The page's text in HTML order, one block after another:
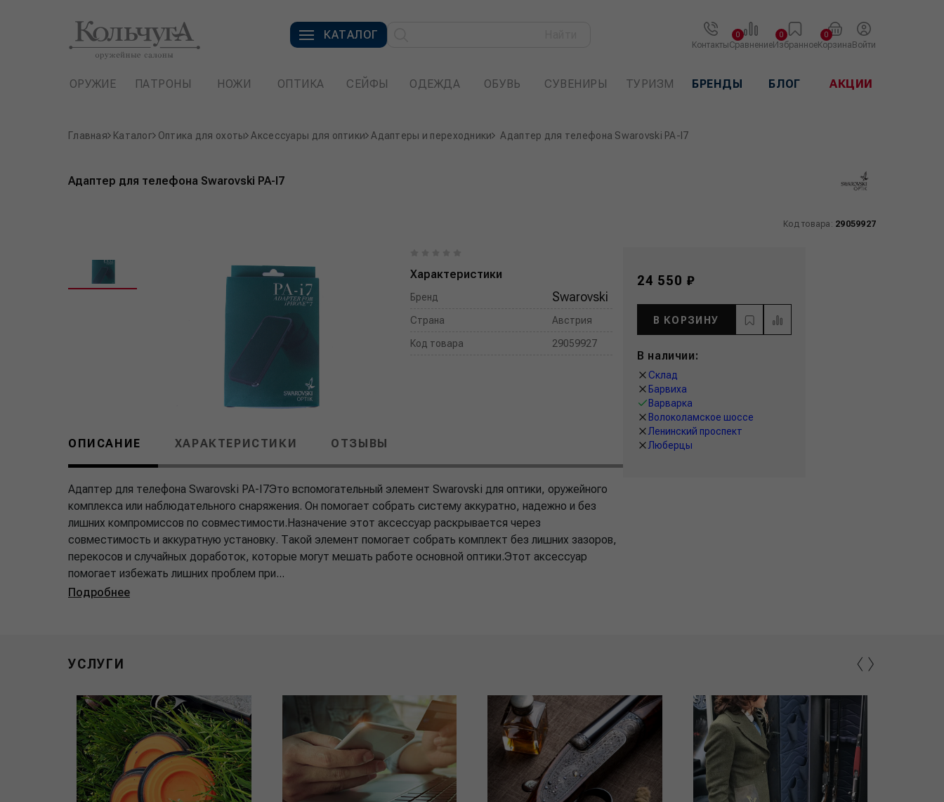
КАТАЛОГ
КонтактыСравнение
0
Избранное
0
Корзина
0
Войти
ОРУЖИЕ ПАТРОНЫ НОЖИ ОПТИКА СЕЙФЫ ОДЕЖДА ОБУВЬ СУВЕНИРЫ ТУРИЗМ БРЕНДЫ БЛОГ АКЦИИ
Главная Каталог Оптика для охоты Аксессуары для оптики Адаптеры и переходники Адаптер для телефона Swarovski PA-I7
Адаптер для телефона Swarovski PA-I7
Код товара: 29059927
Характеристики
Бренд Swarovski
Страна Австрия
Код товара 29059927
ОПИСАНИЕ ХАРАКТЕРИСТИКИ ОТЗЫВЫ
Адаптер для телефона Swarovski PA-I7Это вспомогательный элемент Swarovski для оптики, оружейного
комплекса или наблюдательного снаряжения. Он помогает собрать систему аккуратно, надежно и без
лишних компромиссов по совместимости.Назначение этот аксессуар раскрывается через
совместимость и аккуратную установку. Такой элемент помогает собрать комплект без лишних зазоров,
перекосов и случайных доработок, которые могут мешать работе основной оптики.Этот аксессуар
помогает избежать лишних проблем при...
Подробнее
24 550 ₽
В КОРЗИНУ
В наличии:
Склад
Барвиха
Варварка
Волоколамское шоссе
Ленинский проспект
Люберцы
УСЛУГИ ‹›